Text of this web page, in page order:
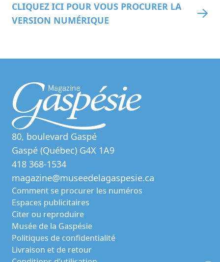
CLIQUEZ ICI POUR VOUS PROCURER LA
VERSION NUMÉRIQUE
80, boulevard Gaspé
Gaspé (Québec) G4X 1A9
418 368-1534
magazine@museedelagaspesie.ca
Comment se procurer les numéros
Espaces publicitaires
Citer ou reproduire
Musée de la Gaspésie
Politiques de confidentialité
Livraison et de retour